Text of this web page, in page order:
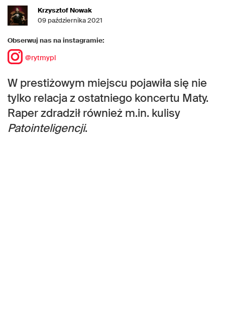
Krzysztof Nowak
09 października 2021
Obserwuj nas na instagramie:
@rytmypl
W prestiżowym miejscu pojawiła się nie
tylko relacja z ostatniego koncertu Maty.
Raper zdradził również m.in. kulisy
Patointeligencji.